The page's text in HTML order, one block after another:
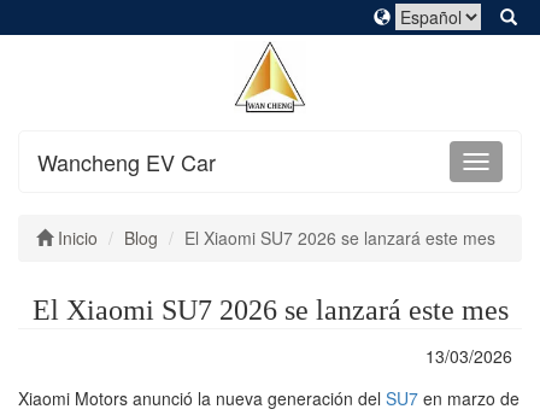
Wancheng EV Car
Inicio Blog El Xiaomi SU7 2026 se lanzará este mes
El Xiaomi SU7 2026 se lanzará este mes
13/03/2026
Xiaomi Motors anunció la nueva generación del SU7 en marzo de